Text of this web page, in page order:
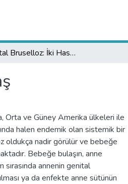
Neonatal Bruselloz: İki Hasta-İki Farklı Bulaş
Orta ve Güney Amerika ülkeleri ile
halen endemik olan sistemik bir
oldukça nadir görülür ve bebeğe
Bebeğe bulaşın, anne
annenin genital
ya da enfekte anne sütünün